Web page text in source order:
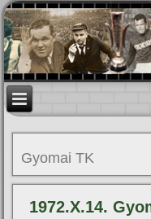
Gyomai TK
1972.X.14.